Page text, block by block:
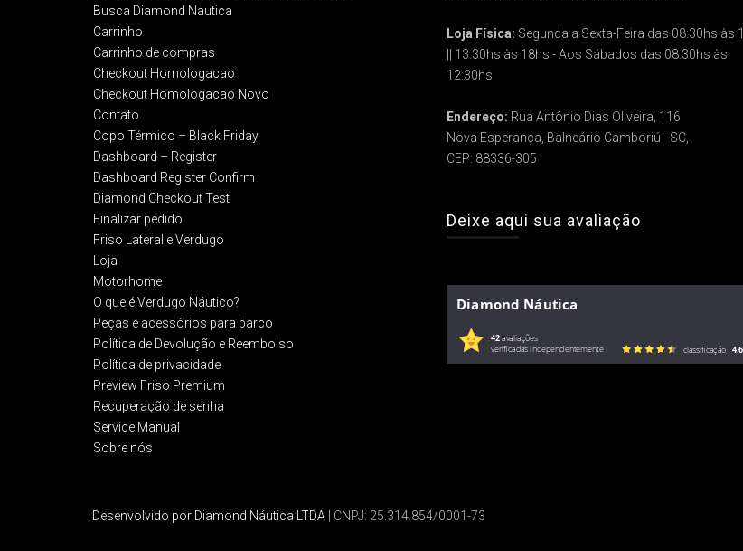
Busca Diamond Nautica
Carrinho
Carrinho de compras
Checkout Homologacao
Checkout Homologacao Novo
Contato
Copo Térmico – Black Friday
Dashboard – Register
Dashboard Register Confirm
Diamond Checkout Test
Finalizar pedido
Friso Lateral e Verdugo
Loja
Motorhome
O que é Verdugo Náutico?
Peças e acessórios para barco
Política de Devolução e Reembolso​
Política de privacidade
Preview Friso Premium
Recuperação de senha
Service Manual
Sobre nós
Loja Física: Segunda a Sexta-Feira das 08:30hs às
|| 13:30hs às 18hs - Aos Sábados das 08:30hs às
12:30hs
Endereço: Rua Antônio Dias Oliveira, 116
Nova Esperança, Balneário Camboriú - SC,
CEP: 88336-305
Deixe aqui sua avaliação
Diamond Náutica
42avaliações
verificadas independentemente
classificação
Desenvolvido por Diamond Náutica LTDA | CNPJ: 25.314.854/0001-73